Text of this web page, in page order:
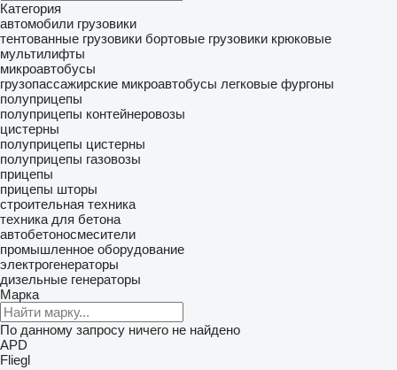
Категория
автомобили грузовики
тентованные грузовики бортовые грузовики крюковые
мультилифты
микроавтобусы
грузопассажирские микроавтобусы легковые фургоны
полуприцепы
полуприцепы контейнеровозы
цистерны
полуприцепы цистерны
полуприцепы газовозы
прицепы
прицепы шторы
строительная техника
техника для бетона
автобетоносмесители
промышленное оборудование
электрогенераторы
дизельные генераторы
Марка
По данному запросу ничего не найдено
APD
Fliegl